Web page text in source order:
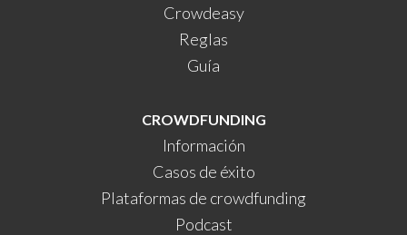
Crowdeasy
Reglas
Guía
CROWDFUNDING
Información
Casos de éxito
Plataformas de crowdfunding
Podcast